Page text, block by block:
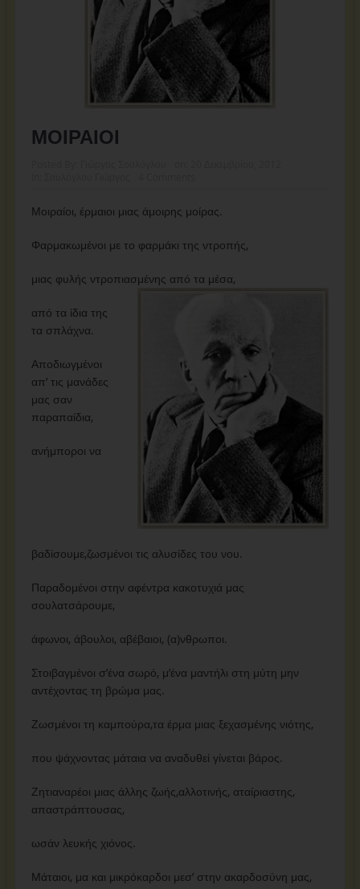
ΜΟΙΡΑΙΟΙ
Μοιραίοι, έρμαιοι μιας άμοιρης μοίρας.
Φαρμακωμένοι με το φαρμάκι της ντροπής,
μιας φυλής ντροπιασμένης από τα μέσα,
από τα ίδια της
τα σπλάχνα.
Αποδιωγμένοι
απ’ τις μανάδες
μας σαν
παραπαίδια,
ανήμποροι να
βαδίσουμε,ζωσμένοι τις αλυσίδες του νου.
Παραδομένοι στην αφέντρα κακοτυχιά μας
σουλατσάρουμε,
άφωνοι, άβουλοι, αβέβαιοι, (α)νθρωποι.
Στοιβαγμένοι σ’ένα σωρό, μ’ένα μαντήλι στη μύτη μην
αντέχοντας τη βρώμα μας.
Ζωσμένοι τη καμπούρα,τα έρμα μιας ξεχασμένης νιότης,
που ψάχνοντας μάταια να αναδυθεί γίνεται βάρος.
Ζητιαναρέοι μιας άλλης ζωής,αλλοτινής, αταίριαστης,
απαστράπτουσας,
ωσάν λευκής χιόνος.
Μάταιοι, μα και μικρόκαρδοι μεσ’ στην ακαρδοσύνη μας,